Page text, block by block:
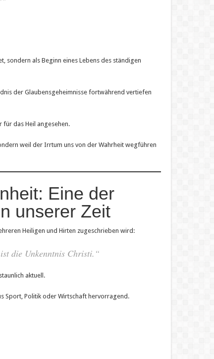
sondern als Beginn eines Lebens des ständigen
der Glaubensgeheimnisse fortwährend vertiefen
für das Heil angesehen.
weil der Irrtum uns von der Wahrheit wegführen
Eine der
unserer Zeit
Heiligen und Hirten zugeschrieben wird:
die Unkenntnis Christi.“
aktuell.
Sport, Politik oder Wirtschaft hervorragend.